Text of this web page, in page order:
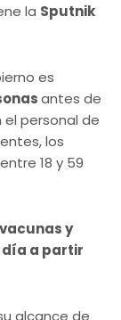
la Sputnik
es
antes de
el personal de
los
18 y 59
y
día a partir
alcance de